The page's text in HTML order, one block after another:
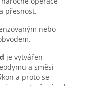
přesnost.
nebo
je vytvářen
a směsi
a proto se